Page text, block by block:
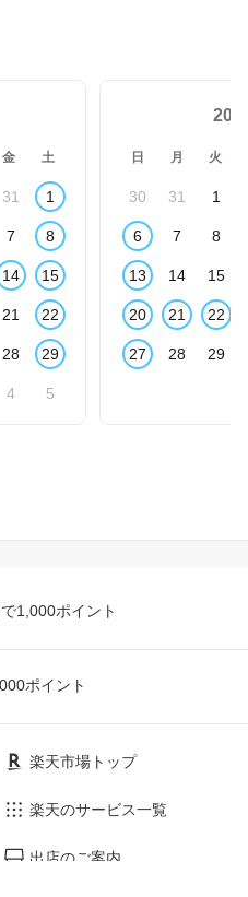
金 土
31 1
7 8
14 15
21 22
28 29
4 5
日 月 火
30 31 1
6 7 8
13 14 15
20 21 22
27 28 29
1,000ポイント
ポイント
楽天市場トップ
楽天のサービス一覧
出店のご案内